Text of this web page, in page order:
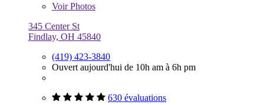
VoirPhotos
345 Center St
Findlay, OH 45840
(419) 423-3840
Ouvert aujourd'hui de 10h am à 6h pm
630 évaluations